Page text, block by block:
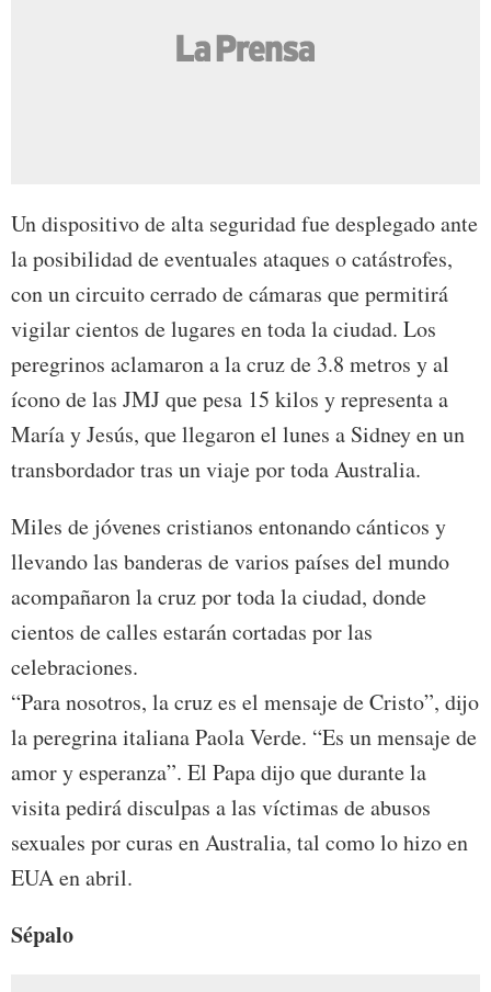
Un dispositivo de alta seguridad fue desplegado ante
la posibilidad de eventuales ataques o catástrofes,
con un circuito cerrado de cámaras que permitirá
vigilar cientos de lugares en toda la ciudad. Los
peregrinos aclamaron a la cruz de 3.8 metros y al
ícono de las JMJ que pesa 15 kilos y representa a
María y Jesús, que llegaron el lunes a Sidney en un
transbordador tras un viaje por toda Australia.
Miles de jóvenes cristianos entonando cánticos y
llevando las banderas de varios países del mundo
acompañaron la cruz por toda la ciudad, donde
cientos de calles estarán cortadas por las
celebraciones.
“Para nosotros, la cruz es el mensaje de Cristo”, dijo
la peregrina italiana Paola Verde. “Es un mensaje de
amor y esperanza”. El Papa dijo que durante la
visita pedirá disculpas a las víctimas de abusos
sexuales por curas en Australia, tal como lo hizo en
EUA en abril.
Sépalo